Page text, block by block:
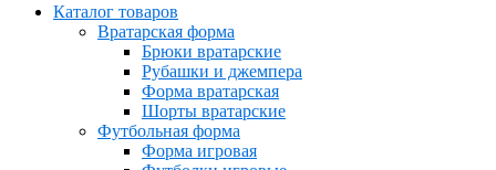
Каталог товаров
Вратарская форма
Брюки вратарские
Рубашки и джемпера
Форма вратарская
Шорты вратарские
Футбольная форма
Форма игровая